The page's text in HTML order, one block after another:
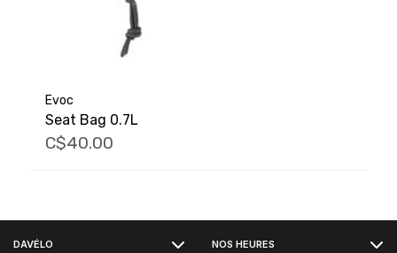
Evoc
Seat Bag 0.7L
C$40.00
DAVÉLO NOS HEURES